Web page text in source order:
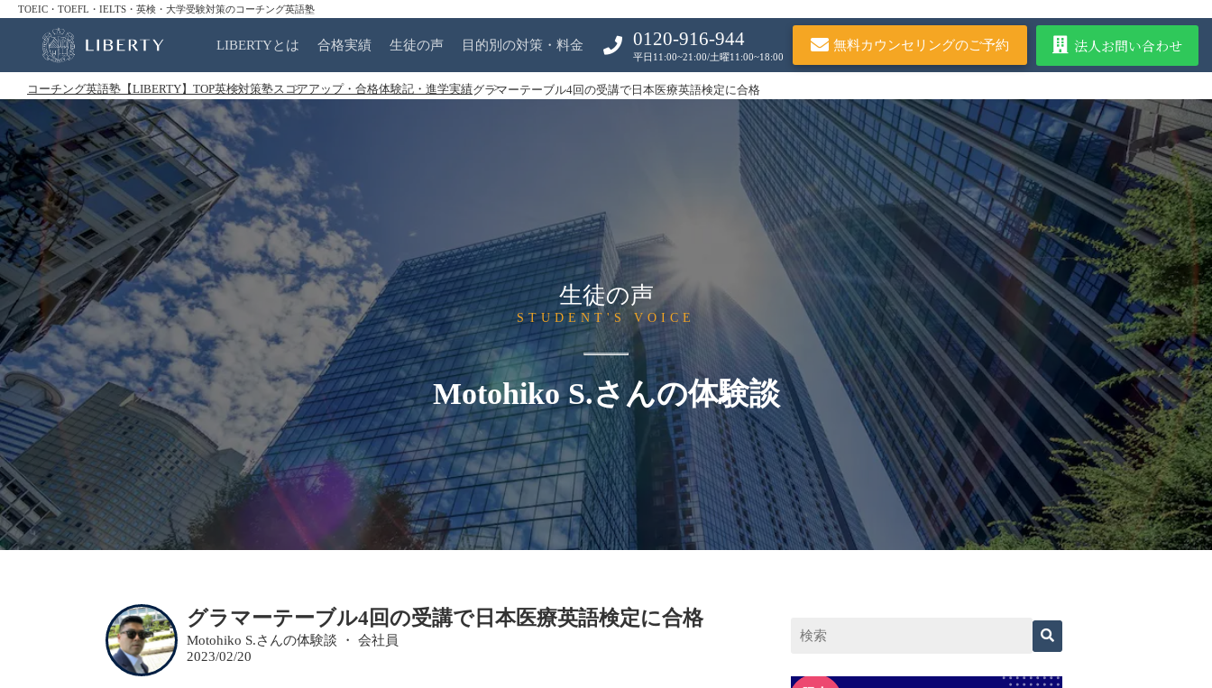
TOEIC・TOEFL・IELTS・英検・大学受験対策のコーチング英語塾
LIBERTYとは 合格実績 生徒の声 目的別の対策・料金 0120-916-944
平日11:00~21:00/土曜11:00~18:00
無料カウンセリングのご予約 法人お問い合わせ
コーチング英語塾【LIBERTY】TOP英検対策塾スコアアップ・合格体験記・進学実績グラマーテーブル4回の受講で日本医療英語検定に合格
生徒の声
STUDENT'S VOICE
Motohiko S.さんの体験談
グラマーテーブル4回の受講で日本医療英語検定に合格
Motohiko S.さんの体験談 ・ 会社員
2023/02/20